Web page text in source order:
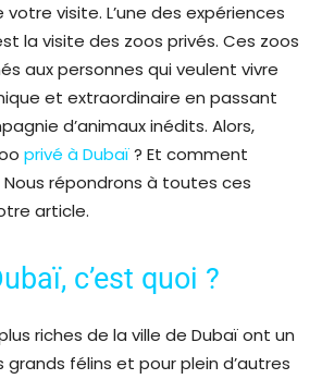
visite. L’une des expériences
la visite des zoos privés. Ces zoos
aux personnes qui veulent vivre
et extraordinaire en passant
d’animaux inédits. Alors,
privé à Dubaï? Et comment
répondrons à toutes ces
article.
c’est quoi ?
riches de la ville de Dubaï ont un
félins et pour plein d’autres